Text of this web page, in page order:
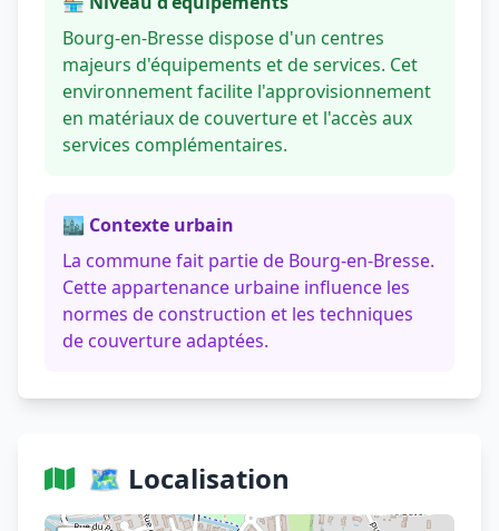
Bourg-en-Bresse dispose d'un centres
majeurs d'équipements et de services. Cet
environnement facilite l'approvisionnement
en matériaux de couverture et l'accès aux
services complémentaires.
🏙️ Contexte urbain
La commune fait partie de Bourg-en-Bresse.
Cette appartenance urbaine influence les
normes de construction et les techniques
de couverture adaptées.
🗺️ Localisation